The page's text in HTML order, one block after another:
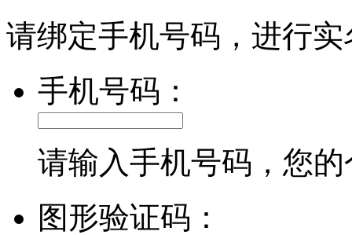
请绑定手机号码，进行
手机号码：
请输入手机号码，您
图形验证码：